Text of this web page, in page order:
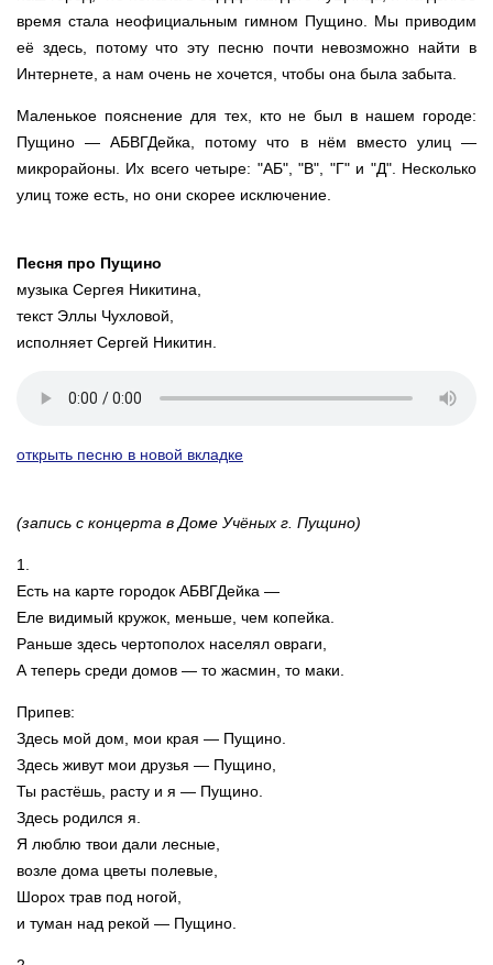
время стала неофициальным гимном Пущино. Мы приводим
её здесь, потому что эту песню почти невозможно найти в
Интернете, а нам очень не хочется, чтобы она была забыта.
Маленькое пояснение для тех, кто не был в нашем городе:
Пущино — АБВГДейка, потому что в нём вместо улиц —
микрорайоны. Их всего четыре: "АБ", "В", "Г" и "Д". Несколько
улиц тоже есть, но они скорее исключение.
Песня про Пущино
музыка Сергея Никитина,
текст Эллы Чухловой,
исполняет Сергей Никитин.
открыть песню в новой вкладке
(запись с концерта в Доме Учёных г. Пущино)
1.
Есть на карте городок АБВГДейка —
Еле видимый кружок, меньше, чем копейка.
Раньше здесь чертополох населял овраги,
А теперь среди домов — то жасмин, то маки.
Припев:
Здесь мой дом, мои края — Пущино.
Здесь живут мои друзья — Пущино,
Ты растёшь, расту и я — Пущино.
Здесь родился я.
Я люблю твои дали лесные,
возле дома цветы полевые,
Шорох трав под ногой,
и туман над рекой — Пущино.